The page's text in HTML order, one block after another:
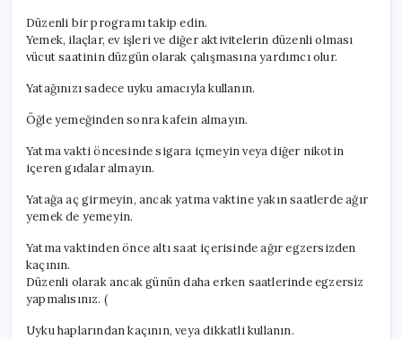
Düzenli bir programı takip edin.
Yemek, ilaçlar, ev işleri ve diğer aktivitelerin düzenli olması
vücut saatinin düzgün olarak çalışmasına yardımcı olur.
Yatağınızı sadece uyku amacıyla kullanın.
Öğle yemeğinden sonra kafein almayın.
Yatma vakti öncesinde sigara içmeyin veya diğer nikotin
içeren gıdalar almayın.
Yatağa aç girmeyin, ancak yatma vaktine yakın saatlerde ağır
yemek de yemeyin.
Yatma vaktinden önce altı saat içerisinde ağır egzersizden
kaçının.
Düzenli olarak ancak günün daha erken saatlerinde egzersiz
yapmalısınız. (
Uyku haplarından kaçının, veya dikkatli kullanın.